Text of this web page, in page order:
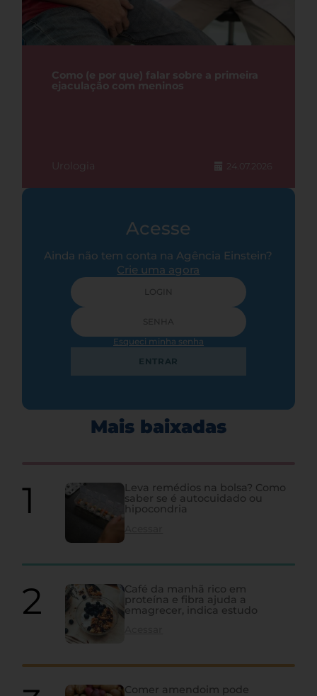
Como (e por que) falar sobre a primeira
ejaculação com meninos
Urologia 24.07.2026
Acesse
Ainda não tem conta na Agência Einstein?
Crie uma agora
Esqueci minha senha
ENTRAR
Mais baixadas
Leva remédios na bolsa? Como
saber se é autocuidado ou
hipocondria
Café da manhã rico em
proteína e fibra ajuda a
emagrecer, indica estudo
Comer amendoim pode